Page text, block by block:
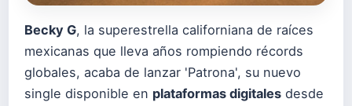
Becky G, la superestrella californiana de raíces
mexicanas que lleva años rompiendo récords
globales, acaba de lanzar 'Patrona', su nuevo
single disponible en plataformas digitales desde